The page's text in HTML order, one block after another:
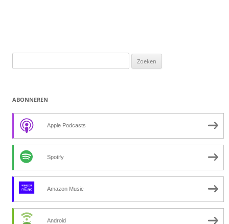
naar:
ABONNEREN
Apple Podcasts
Spotify
Amazon Music
Android